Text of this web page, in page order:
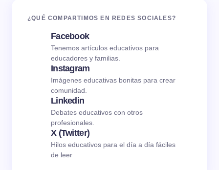
¿QUÉ COMPARTIMOS EN REDES SOCIALES?
Facebook
Tenemos artículos educativos para
educadores y familias.
Instagram
Imágenes educativas bonitas para crear
comunidad.
Linkedin
Debates educativos con otros
profesionales.
X (Twitter)
Hilos educativos para el día a día fáciles
de leer